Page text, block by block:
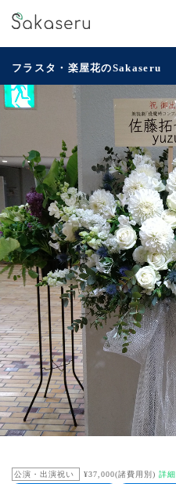
フラスタ・楽屋花のSakaseru
公演・出演祝い ¥37,000(諸費用別) 詳細